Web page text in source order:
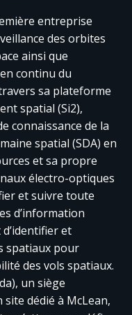
entreprise
des orbites
ainsi que
continu du
sa plateforme
spatial (Si2),
connaissance de la
spatial (SDA) en
et sa propre
électro-optiques
et suivre toute
d’information
et
spatiaux pour
des vols spatiaux.
un siège
dédié à McLean,